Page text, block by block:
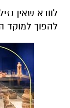
לוודא שאין
להפוך למוקד